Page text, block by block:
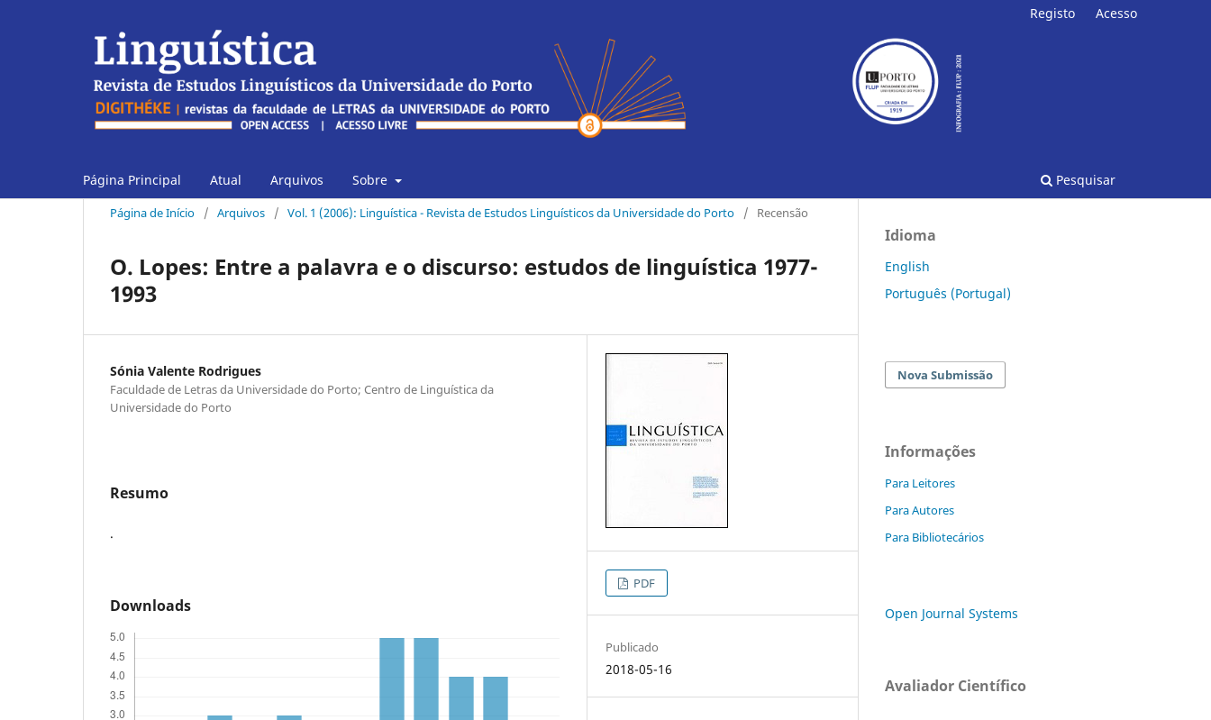
Página Principal Atual Arquivos Sobre Pesquisar
Registo Acesso
Página de Início / Arquivos / Vol. 1 (2006): Linguística - Revista de Estudos Linguísticos da Universidade do Porto / Recensão
O. Lopes: Entre a palavra e o discurso: estudos de linguística 1977-
1993
Sónia Valente Rodrigues
Faculdade de Letras da Universidade do Porto; Centro de Linguística da
Universidade do Porto
Resumo
.
Downloads
PDF
Publicado
2018-05-16
Idioma
English
Português (Portugal)
Nova Submissão
Informações
Para Leitores
Para Autores
Para Bibliotecários
Open Journal Systems
Avaliador Científico